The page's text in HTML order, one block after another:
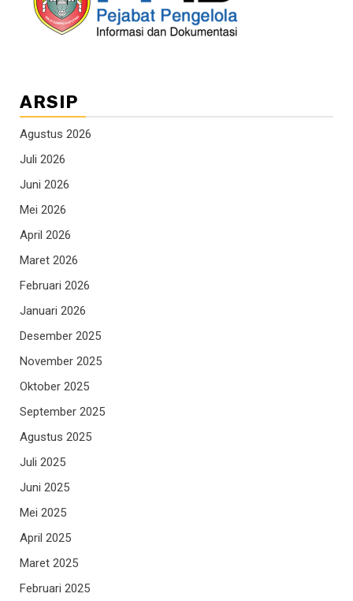
ARSIP
Agustus 2026
Juli 2026
Juni 2026
Mei 2026
April 2026
Maret 2026
Februari 2026
Januari 2026
Desember 2025
November 2025
Oktober 2025
September 2025
Agustus 2025
Juli 2025
Juni 2025
Mei 2025
April 2025
Maret 2025
Februari 2025